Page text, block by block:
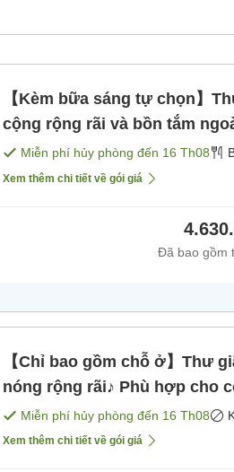
【Kèm bữa sáng tự chọn】
cộng rộng rãi và bồn tắm
bữa sáng ★ Có thể nhận
sáng]
Miễn phí hủy phòng đến 16 Th08
Xem thêm chi tiết về gói giá
Đã bao gồm
【Chỉ bao gồm chỗ ở】Thư
nóng rộng rãi♪ Phù hợp cho
nhận phòng muộn nhất đến
ăn]
Miễn phí hủy phòng đến 16 Th08
Xem thêm chi tiết về gói giá